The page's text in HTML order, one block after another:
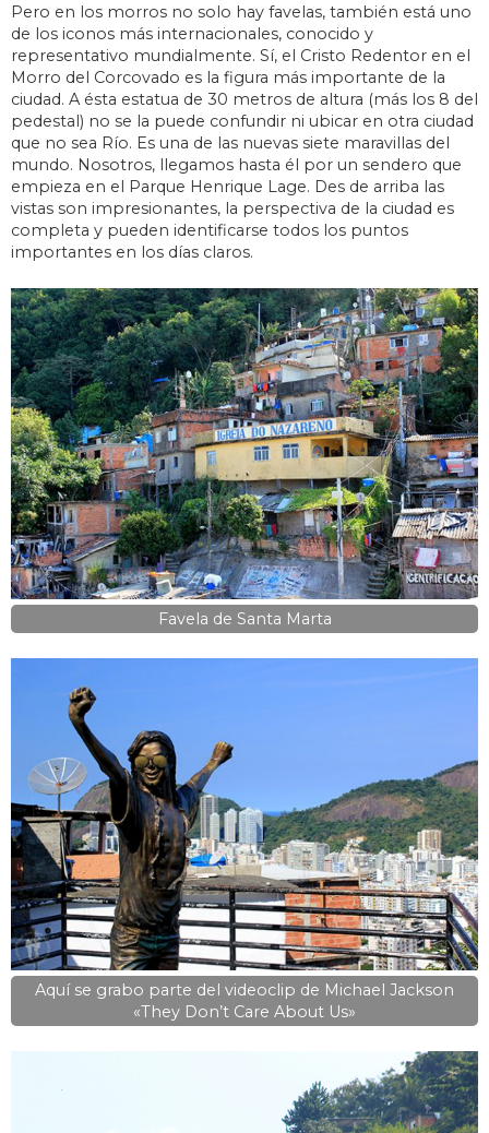
Pero en los morros no solo hay favelas, también está uno
de los iconos más internacionales, conocido y
representativo mundialmente. Sí, el Cristo Redentor en el
Morro del Corcovado es la figura más importante de la
ciudad. A ésta estatua de 30 metros de altura (más los 8 del
pedestal) no se la puede confundir ni ubicar en otra ciudad
que no sea Río. Es una de las nuevas siete maravillas del
mundo. Nosotros, llegamos hasta él por un sendero que
empieza en el Parque Henrique Lage. Des de arriba las
vistas son impresionantes, la perspectiva de la ciudad es
completa y pueden identificarse todos los puntos
importantes en los días claros.
Favela de Santa Marta
Aquí se grabo parte del videoclip de Michael Jackson
«They Don’t Care About Us»